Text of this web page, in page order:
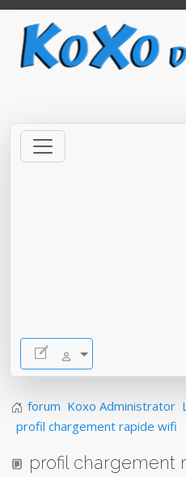
forum Koxo Administrator
profil chargement rapide wifi
profil chargement